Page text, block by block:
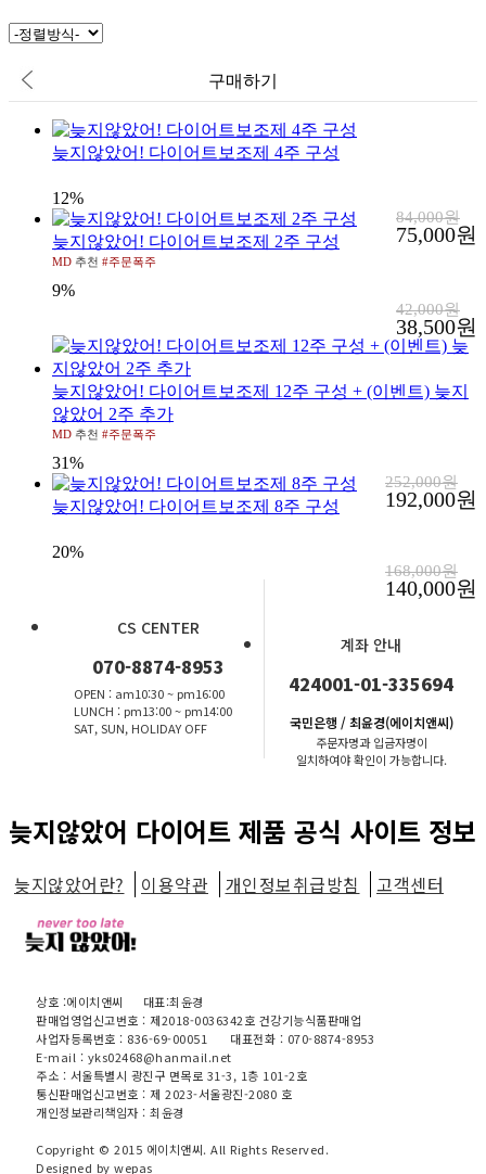
구매하기
늦지않았어! 다이어트보조제 4주 구성
12%
84,000원
75,000원
늦지않았어! 다이어트보조제 2주 구성
MD 추천 #주문폭주
9%
42,000원
38,500원
늦지않았어! 다이어트보조제 12주 구성 + (이벤트) 늦지
않았어 2주 추가
MD 추천 #주문폭주
31%
252,000원
192,000원
늦지않았어! 다이어트보조제 8주 구성
20%
168,000원
140,000원
CS CENTER
070-8874-8953
OPEN : am10:30 ~ pm16:00
LUNCH : pm13:00 ~ pm14:00
SAT, SUN, HOLIDAY OFF
계좌 안내
424001-01-335694
국민은행 / 최윤경(에이치앤씨)
주문자명과 입금자명이
일치하여야 확인이 가능합니다.
늦지않았어 다이어트 제품 공식 사이트 정보
늦지않았어란? 이용약관 개인정보취급방침 고객센터
상호 :에이치앤씨
대표:최윤경
판매업영업신고번호 : 제2018-0036342호 건강기능식품판매업
사업자등록번호 : 836-69-00051
대표전화 : 070-8874-8953
E-mail : yks02468@hanmail.net
주소 : 서울특별시 광진구 면목로 31-3, 1층 101-2호
통신판매업신고번호 : 제 2023-서울광진-2080 호
개인정보관리책임자 : 최윤경
Copyright © 2015 에이치앤씨. All Rights Reserved.
Designed by wepas